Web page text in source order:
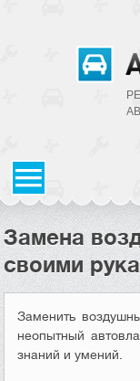
Замена
своими
Заменить
неопытный
знаний и умений.